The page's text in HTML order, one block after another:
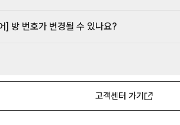
] 방 번호가 변경될 수 있나요?
고객센터 가기